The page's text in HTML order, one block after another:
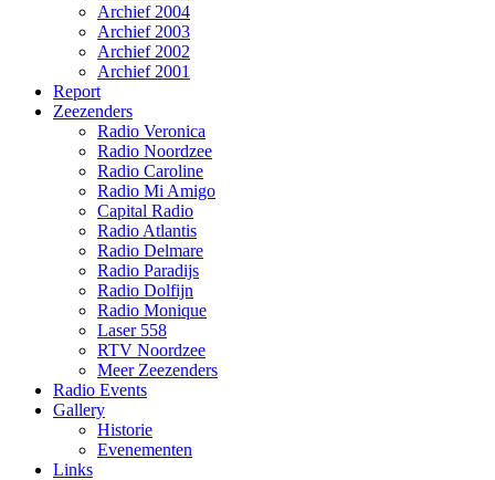
Archief 2004
Archief 2003
Archief 2002
Archief 2001
Report
Zeezenders
Radio Veronica
Radio Noordzee
Radio Caroline
Radio Mi Amigo
Capital Radio
Radio Atlantis
Radio Delmare
Radio Paradijs
Radio Dolfijn
Radio Monique
Laser 558
RTV Noordzee
Meer Zeezenders
Radio Events
Gallery
Historie
Evenementen
Links